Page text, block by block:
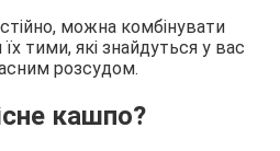
можна комбінувати
тими, які знайдуться у вас
розсудом.
кашпо?